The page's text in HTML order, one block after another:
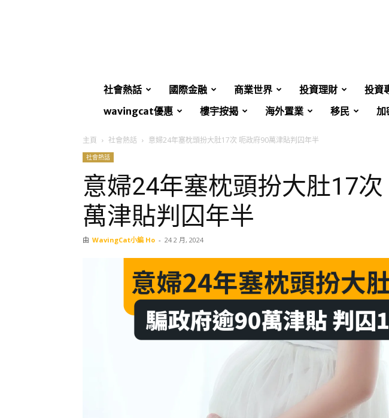
社會熱話 國際金融 商業世界 投資理財 投資
wavingcat優惠
樓宇按揭 海外置業 移民 加
主頁 社會熱話 意婦24年塞枕頭扮大肚17次 呃政府90萬津貼判囚年半
社會熱話
意婦24年塞枕頭扮大肚17
萬津貼判囚年半
由 WavingCat小編 Ho - 24 2 月, 2024